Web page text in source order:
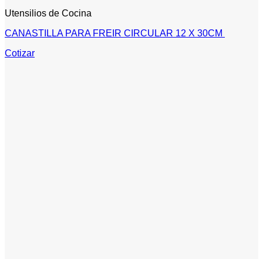
Utensilios de Cocina
CANASTILLA PARA FREIR CIRCULAR 12 X 30CM
Cotizar